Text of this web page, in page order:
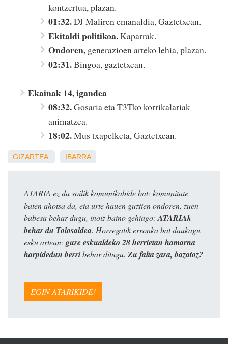
kontzertua, plazan.
01:32.DJ Maliren emanaldia, Gaztetxean.
Ekitaldi politikoa.Kaparrak.
Ondoren, generazioen arteko lehia, plazan.
02:31.Bingoa, gaztetxean.
Ekainak 14, igandea
08:32.Gosaria eta T3Tko korrikalariak
animatzea.
18:02.Mus txapelketa, Gaztetxean.
GIZARTEA IBARRA
ATARIA ez da soilik komunikabide bat: komunitate
baten ahotsa da, eta urte hauen guztien ondoren, zuen
babesa behar dugu, inoiz baino gehiago: ATARIAk
behar du Tolosaldea. Horregatik erronka bat daukagu
esku artean: gure eskualdeko 28 herrietan hamarna
harpidedun berribehar ditugu. Zu falta zara, bazatoz?
EGIN ATARIKIDE!